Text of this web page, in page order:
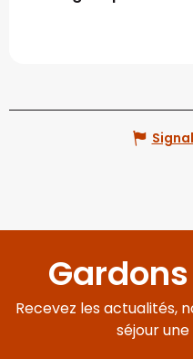
Recevez les actualités,
séjour une